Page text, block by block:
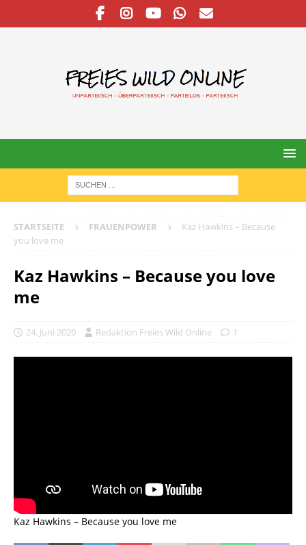
STARTSEITE FRAUENPOWER
Kaz Hawkins – Because
you love me
Kaz Hawkins – Because you love
me
24. Juni 2020 Redaktion Freies Wild Online 1
Kaz Hawkins – Because you love me